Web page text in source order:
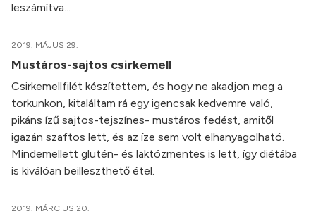
leszámítva...
2019. MÁJUS 29.
Mustáros-sajtos csirkemell
Csirkemellfilét készítettem, és hogy ne akadjon meg a
torkunkon, kitaláltam rá egy igencsak kedvemre való,
pikáns ízű sajtos-tejszínes- mustáros fedést, amitől
igazán szaftos lett, és az íze sem volt elhanyagolható.
Mindemellett glutén- és laktózmentes is lett, így diétába
is kiválóan beilleszthető étel.
2019. MÁRCIUS 20.